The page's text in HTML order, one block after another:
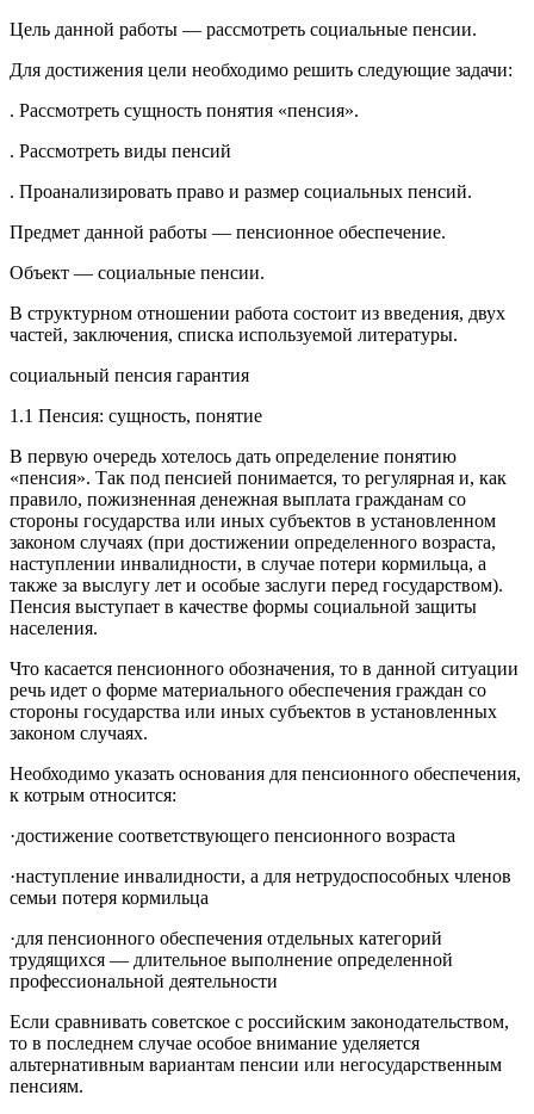
Цель данной работы — рассмотреть социальные пенсии.
Для достижения цели необходимо решить следующие задачи:
. Рассмотреть сущность понятия «пенсия».
. Рассмотреть виды пенсий
. Проанализировать право и размер социальных пенсий.
Предмет данной работы — пенсионное обеспечение.
Объект — социальные пенсии.
В структурном отношении работа состоит из введения, двух
частей, заключения, списка используемой литературы.
социальный пенсия гарантия
1.1 Пенсия: сущность, понятие
В первую очередь хотелось дать определение понятию
«пенсия». Так под пенсией понимается, то регулярная и, как
правило, пожизненная денежная выплата гражданам со
стороны государства или иных субъектов в установленном
законом случаях (при достижении определенного возраста,
наступлении инвалидности, в случае потери кормильца, а
также за выслугу лет и особые заслуги перед государством).
Пенсия выступает в качестве формы социальной защиты
населения.
Что касается пенсионного обозначения, то в данной ситуации
речь идет о форме материального обеспечения граждан со
стороны государства или иных субъектов в установленных
законом случаях.
Необходимо указать основания для пенсионного обеспечения,
к котрым относится:
·достижение соответствующего пенсионного возраста
·наступление инвалидности, а для нетрудоспособных членов
семьи потеря кормильца
·для пенсионного обеспечения отдельных категорий
трудящихся — длительное выполнение определенной
профессиональной деятельности
Если сравнивать советское с российским законодательством,
то в последнем случае особое внимание уделяется
альтернативным вариантам пенсии или негосударственным
пенсиям.